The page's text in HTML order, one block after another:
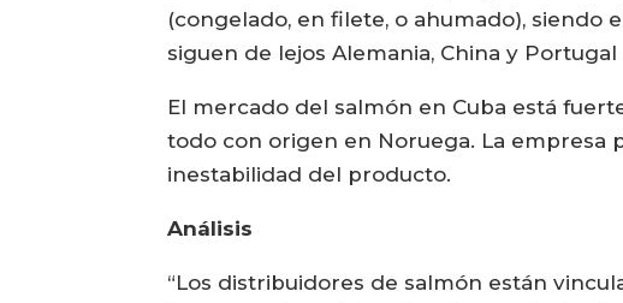
(congelado, en filete, o ahumado), siendo
siguen de lejos Alemania, China y
El mercado del salmón en Cuba está
todo con origen en Noruega. La empresa
inestabilidad del producto.
Análisis
“Los distribuidores de salmón están